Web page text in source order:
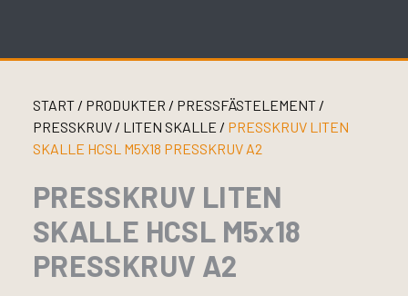
START/ PRODUKTER / PRESSFÄSTELEMENT /
PRESSKRUV / LITEN SKALLE / PRESSKRUV LITEN
SKALLE HCSL M5X18 PRESSKRUV A2
PRESSKRUV LITEN
SKALLE HCSL M5x18
PRESSKRUV A2